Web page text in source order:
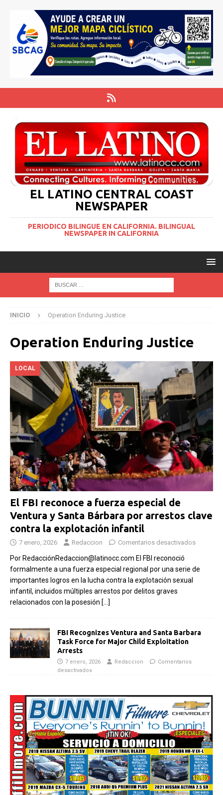
EL LATINO CENTRAL COAST
NEWSPAPER
PERIODICO BILINGUE EN CALIFORNIA. BILINGUAL
NEWSPAPER IN CALIFORNIA
INICIO Operation Enduring Justice
Operation Enduring Justice
LOCAL
El FBI reconoce a fuerza especial de
Ventura y Santa Bárbara por arrestos clave
contra la explotación infantil
7 enero, 2026 Redaccion Comentarios desactivados
Por RedacciónRedaccion@latinocc.com El FBI reconoció
formalmente a una fuerza especial regional por una serie de
importantes logros en la lucha contra la explotación sexual
infantil, incluidos múltiples arrestos por delitos graves
relacionados con la posesión […]
FBI Recognizes Ventura and Santa Barbara
Task Force for Major Child Exploitation
Arrests
7 enero, 2026 Redaccion
Comentarios
desactivados